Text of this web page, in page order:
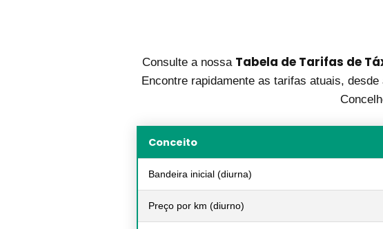
Consulte a nossa Tabela de Tarifas de
Encontre rapidamente as tarifas atuais,
Conceito
Bandeira inicial (diurna)
Preço por km (diurno)